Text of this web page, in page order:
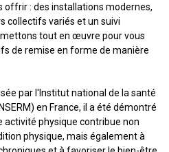
offrir : des installations modernes,
collectifs variés et un suivi
tout en œuvre pour vous
de remise en forme de manière
par l'Institut national de la santé
en France, il a été démontré
activité physique contribue non
physique, mais également à